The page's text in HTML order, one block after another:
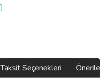
Taksit Seçenekleri